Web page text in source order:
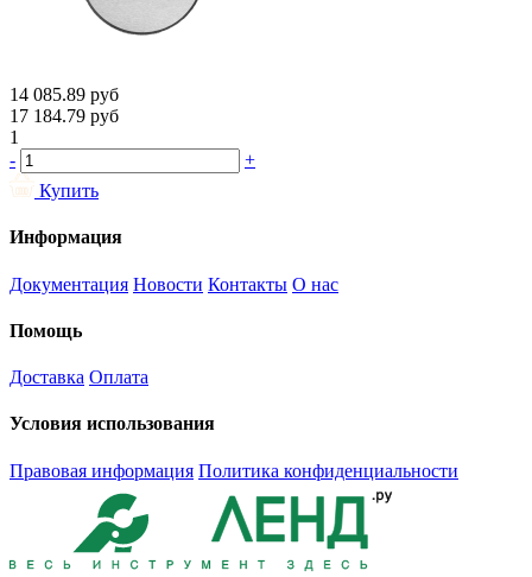
14 085.89 руб
17 184.79 руб
1
-
+
Купить
Информация
Документация Новости Контакты О нас
Помощь
Доставка Оплата
Условия использования
Правовая информация Политика конфиденциальности